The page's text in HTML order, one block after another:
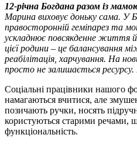
12-річна Богдана разом із
Марина виховує доньку сама. У
правосторонній геміпарез та
ускладнює повсякденне життя
цієї родини – це балансування
реабілітація, харчування. На
просто не залишається ресурсу.
Соціальні працівники нашого
намагаються вчитися, але
позичають ручки, носять
користуються старими речами,
функціональність.